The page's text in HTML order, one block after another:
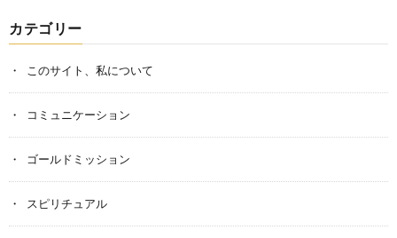
カテゴリー
このサイト、私について
コミュニケーション
ゴールドミッション
スピリチュアル